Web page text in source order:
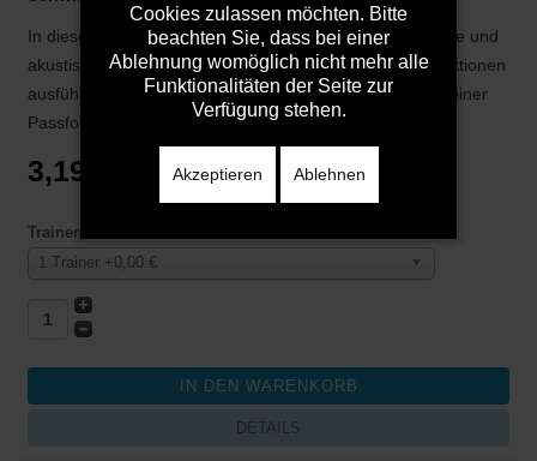
In dieser Trainingseinheit müssen die Spieler auf optische und
akustische Signale reagieren und die entsprechenden Aktionen
ausführen. In Ballgewöhnung und einem Spiel wird aus einer
Passfolge und einen Parteiball heraus in ...
3,19 €
Traineranzahl
1 Trainer +0,00 €
DETAILS
Cookies zulassen möchten. Bitte
beachten Sie, dass bei einer
Ablehnung womöglich nicht mehr alle
Funktionalitäten der Seite zur
Verfügung stehen.
Akzeptieren Ablehnen